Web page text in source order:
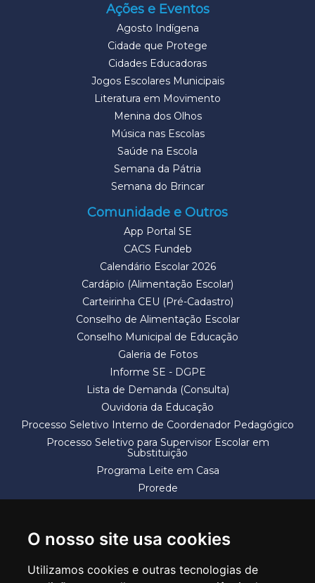
O nosso site usa cookies
Utilizamos cookies e outras tecnologias de
Ações e Eventos
Agosto Indígena
Cidade que Protege
Cidades Educadoras
Jogos Escolares Municipais
Literatura em Movimento
Menina dos Olhos
Música nas Escolas
Saúde na Escola
Semana da Pátria
Semana do Brincar
Comunidade e Outros
App Portal SE
CACS Fundeb
Calendário Escolar 2026
Cardápio (Alimentação Escolar)
Carteirinha CEU (Pré-Cadastro)
Conselho de Alimentação Escolar
Conselho Municipal de Educação
Galeria de Fotos
Informe SE - DGPE
Lista de Demanda (Consulta)
Ouvidoria da Educação
Processo Seletivo Interno de Coordenador Pedagógico
Processo Seletivo para Supervisor Escolar em
Substituição
Programa Leite em Casa
Prorede